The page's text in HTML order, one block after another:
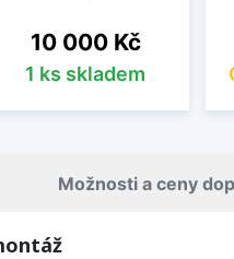
Cena
10 000 Kč
1 ks skladem
Možnosti a ceny